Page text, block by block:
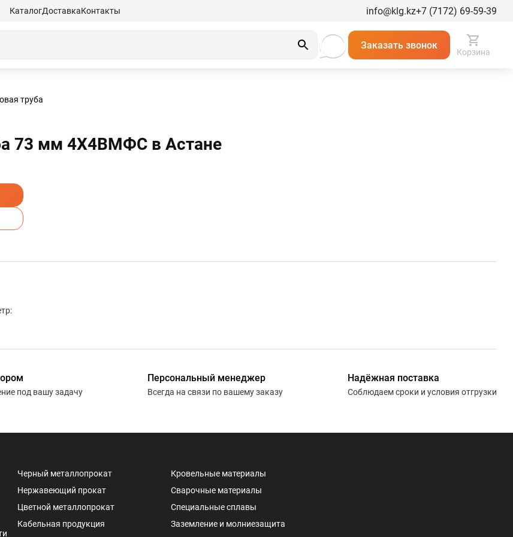
КаталогДоставкаКонтакты info@klg.kz+7 (7172) 69-59-39
Заказать звонок
Корзина
труба
73 мм 4Х4ВМФС в Астанe
под вашу задачу
Персональный менеджер
Всегда на связи по вашему заказу
Надёжная поставка
Соблюдаем сроки и условия отгрузки
Черный металлопрокат
Нержавеющий прокат
Цветной металлопрокат
Кабельная продукция
Кровельные материалы
Сварочные материалы
Специальные сплавы
Заземление и молниезащита